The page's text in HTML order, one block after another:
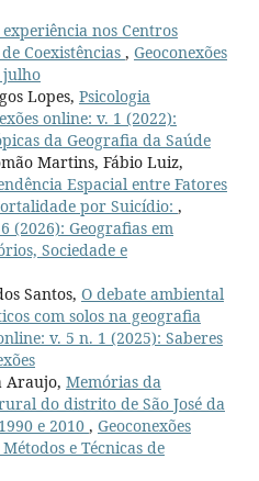
experiência nos Centros
Coexistências , Geoconexões
julho
Lopes, Psicologia
online: v. 1 (2022):
da Geografia da Saúde
Martins, Fábio Luiz,
Espacial entre Fatores
por Suicídio: ,
(2026): Geografias em
Sociedade e
Santos, O debate ambiental
com solos na geografia
v. 5 n. 1 (2025): Saberes
Araujo, Memórias da
do distrito de São José da
e 2010 , Geoconexões
e Técnicas de